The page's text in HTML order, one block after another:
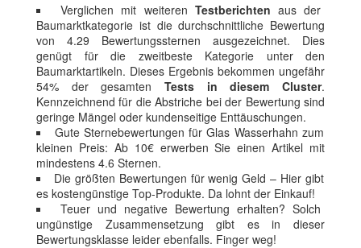
Verglichen mit weiteren Testberichten aus der
Baumarktkategorie ist die durchschnittliche Bewertung
von 4.29 Bewertungssternen ausgezeichnet. Dies
genügt für die zweitbeste Kategorie unter den
Baumarktartikeln. Dieses Ergebnis bekommen ungefähr
54% der gesamten Tests in diesem Cluster.
Kennzeichnend für die Abstriche bei der Bewertung sind
geringe Mängel oder kundenseitige Enttäuschungen.
Gute Sternebewertungen für Glas Wasserhahn zum
kleinen Preis: Ab 10€ erwerben Sie einen Artikel mit
mindestens 4.6 Sternen.
Die größten Bewertungen für wenig Geld – Hier gibt
es kostengünstige Top-Produkte. Da lohnt der Einkauf!
Teuer und negative Bewertung erhalten? Solch
ungünstige Zusammensetzung gibt es in dieser
Bewertungsklasse leider ebenfalls. Finger weg!